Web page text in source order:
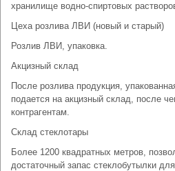
хранилище водно-спиртовых
Цеха розлива ЛВИ (новый и старый)
Розлив ЛВИ, упаковка.
Акцизный склад
После розлива продукция,
подается на акцизный склад, после
контрагентам.
Склад стеклотары
Более 1200 квадратных метров,
достаточный запас стеклобутылки